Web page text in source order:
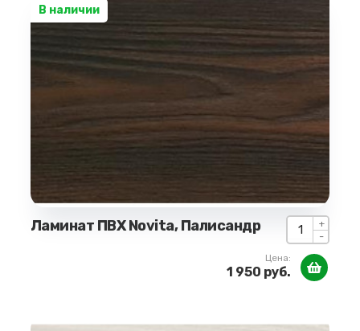
В наличии
Ламинат ПВХ Novita, Палисандр +
-
Цена:
1 950 руб.